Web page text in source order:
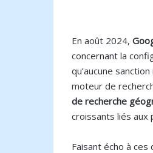
En août 2024,
concernant la
qu’aucune
moteur de
de recherche
croissants liés
Faisant écho à ces